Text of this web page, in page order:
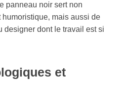
panneau noir sert non
mais aussi de
designer dont le travail est si
et